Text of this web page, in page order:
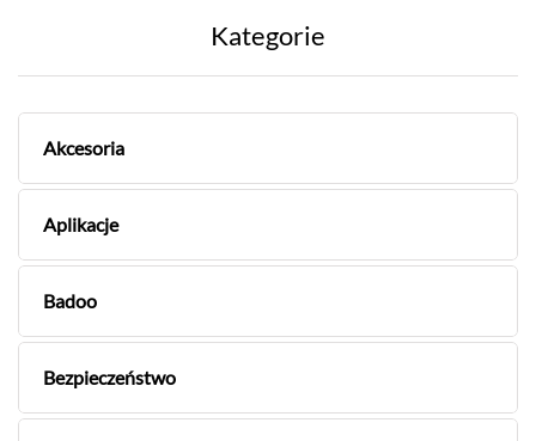
Kategorie
Akcesoria
Aplikacje
Badoo
Bezpieczeństwo